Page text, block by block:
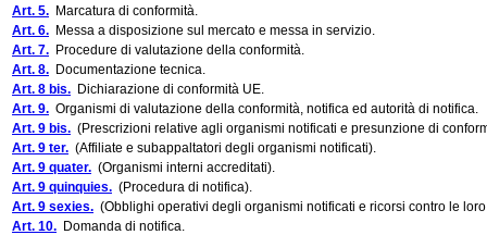
Art. 5. Marcatura di conformità.
Art. 6. Messa a disposizione sul mercato e messa in servizio.
Art. 7. Procedure di valutazione della conformità.
Art. 8. Documentazione tecnica.
Art. 8 bis. Dichiarazione di conformità UE.
Art. 9. Organismi di valutazione della conformità, notifica ed autorità di notifica.
Art. 9 bis. (Prescrizioni relative agli organismi notificati e presunzione di
Art. 9 ter. (Affiliate e subappaltatori degli organismi notificati).
Art. 9 quater. (Organismi interni accreditati).
Art. 9 quinquies. (Procedura di notifica).
Art. 9 sexies. (Obblighi operativi degli organismi notificati e ricorsi contro le
Art. 10. Domanda di notifica.